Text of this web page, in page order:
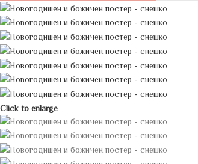
Click to enlarge